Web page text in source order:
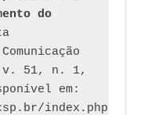
do
51, n. 1,
em: